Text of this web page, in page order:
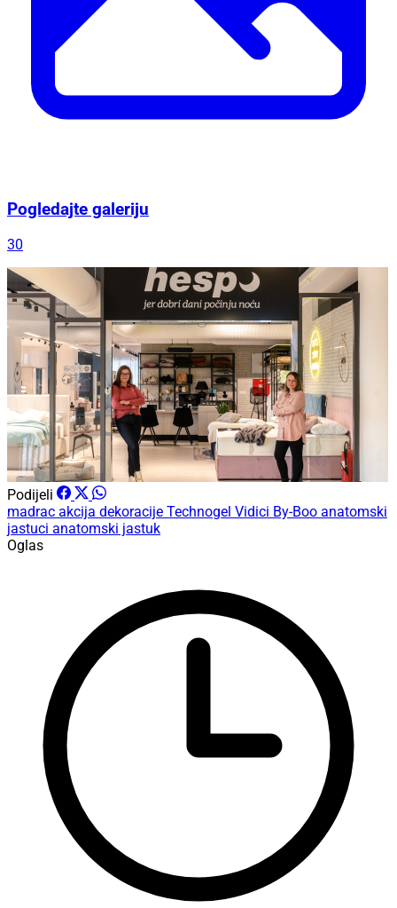
Pogledajte galeriju
30
Podijeli
madrac akcija dekoracije Technogel Vidici By-Boo anatomski
jastuci anatomski jastuk
Oglas